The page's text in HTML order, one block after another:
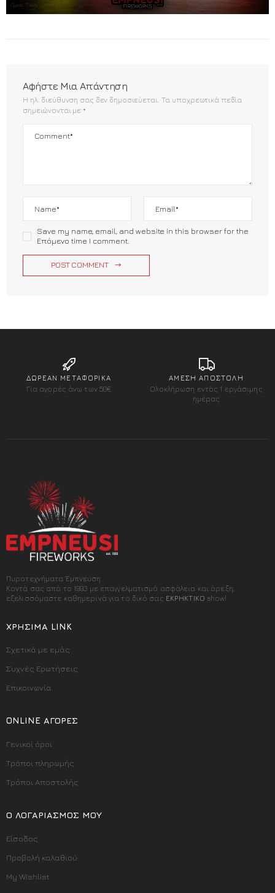
Αφήστε Μια Απάντηση
Η ηλ. διεύθυνση σας δεν δημοσιεύεται. Τα υποχρεωτικά πεδία
σημειώνονται με *
Save my name, email, and website in this browser for the
Επόμενο time I comment.
POST COMMENT
ΔΩΡΕΑΝ ΜΕΤΑΦΟΡΙΚΑ
Για αγορές άνω των 50€
ΑΜΕΣΗ ΑΠΟΣΤΟΛΗ
Ολοκλήρωση εντός 1 εργάσιμης
ημέρας
Πυροτεχνήματα Έμπνευση
Κοντά σας από το 1993 με επαγγελματισμό ασφάλεια και όρεξη,
εξελισσόμαστε καθημερινά για το δικό σας ΕΚΡΗΚΤΙΚΟ show!
ΧΡΉΣΙΜΑ LINK
Σχετικά με εμάς
Συχνές Ερωτήσεις
Επικοινωνία
ONLINE ΑΓΟΡΈΣ
Γενικοί όροι
Τρόποι πληρωμής
Τρόποι Αποστολής
Ο ΛΟΓΑΡΙΑΣΜΌΣ ΜΟΥ
Είσοδος
Προβολή καλαθιού
My Wishlist